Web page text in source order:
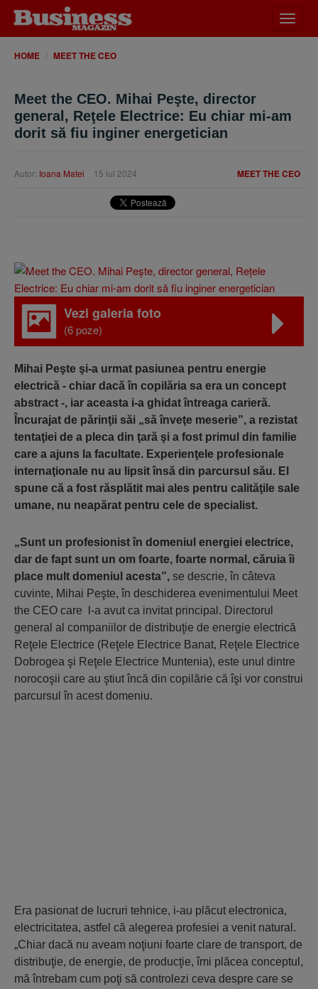
meniu
HOME MEET THE CEO
Meet the CEO. Mihai Peşte, director
general, Reţele Electrice: Eu chiar mi-am
dorit să fiu inginer energetician
MEET THE CEO
Autor: Ioana Matei 15 iul 2024
Vezi galeria foto
(6 poze)
Mihai Peşte şi-a urmat pasiunea pentru energie
electrică - chiar dacă în copilăria sa era un concept
abstract -, iar aceasta i-a ghidat întreaga carieră.
Încurajat de părinţii săi „să înveţe meserie”, a rezistat
tentaţiei de a pleca din ţară şi a fost primul din familie
care a ajuns la facultate. Experienţele profesionale
internaţionale nu au lipsit însă din parcursul său. El
spune că a fost răsplătit mai ales pentru calităţile sale
umane, nu neapărat pentru cele de specialist.
„Sunt un profesionist în domeniul energiei electrice,
dar de fapt sunt un om foarte, foarte normal, căruia îi
place mult domeniul acesta”, se descrie, în câteva
cuvinte, Mihai Peşte, în deschiderea evenimentului Meet
the CEO care l-a avut ca invitat principal. Directorul
general al companiilor de distribuţie de energie electrică
Reţele Electrice (Reţele Electrice Banat, Reţele Electrice
Dobrogea şi Reţele Electrice Muntenia), este unul dintre
norocoşii care au ştiut încă din copilărie că îşi vor construi
parcursul în acest domeniu.
Era pasionat de lucruri tehnice, i-au plăcut electronica,
electricitatea, astfel că alegerea profesiei a venit natural.
„Chiar dacă nu aveam noţiuni foarte clare de transport, de
distribuţie, de energie, de producţie, îmi plăcea conceptul,
mă întrebam cum poţi să controlezi ceva despre care se